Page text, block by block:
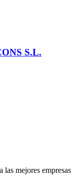
S.L.
las mejores empresas